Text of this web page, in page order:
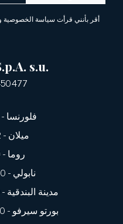
أقر بأنني قرأت سياسة الخصوصية
s.u.
- فلورنسا
- ميلان
- روما
- نابولي
- مدينة البندقية
- بورتو سيرفو